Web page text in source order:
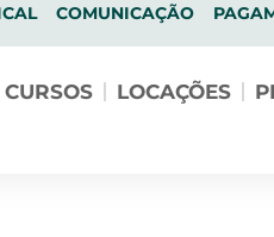
COMUNICAÇÃO
CURSOS LOCAÇÕES